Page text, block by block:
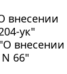
внесении
ук"
внесении
66"